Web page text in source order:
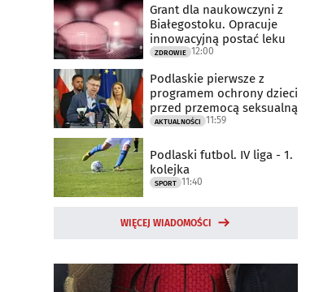
Grant dla naukowczyni z
Białegostoku. Opracuje
innowacyjną postać leku
ZDROWIE 12:00
Podlaskie pierwsze z
programem ochrony dzieci
przed przemocą seksualną
AKTUALNOŚCI 11:59
Podlaski futbol. IV liga - 1.
kolejka
SPORT 11:40
WIĘCEJ WIADOMOŚCI